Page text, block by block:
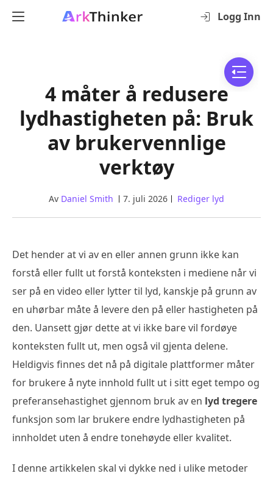
Logg Inn
4 måter å redusere
lydhastigheten på: Bruk
av brukervennlige
verktøy
Av Daniel Smith 7. juli 2026 Rediger lyd
Det hender at vi av en eller annen grunn ikke kan
forstå eller fullt ut forstå konteksten i mediene når vi
ser på en video eller lytter til lyd, kanskje på grunn av
en uhørbar måte å levere den på eller hastigheten på
den. Uansett gjør dette at vi ikke bare vil fordøye
konteksten fullt ut, men også vil gjenta delene.
Heldigvis finnes det nå på digitale plattformer måter
for brukere å nyte innhold fullt ut i sitt eget tempo og
preferansehastighet gjennom bruk av en lyd tregere
funksjon som lar brukere endre lydhastigheten på
innholdet uten å endre tonehøyde eller kvalitet.
I denne artikkelen skal vi dykke ned i ulike metoder